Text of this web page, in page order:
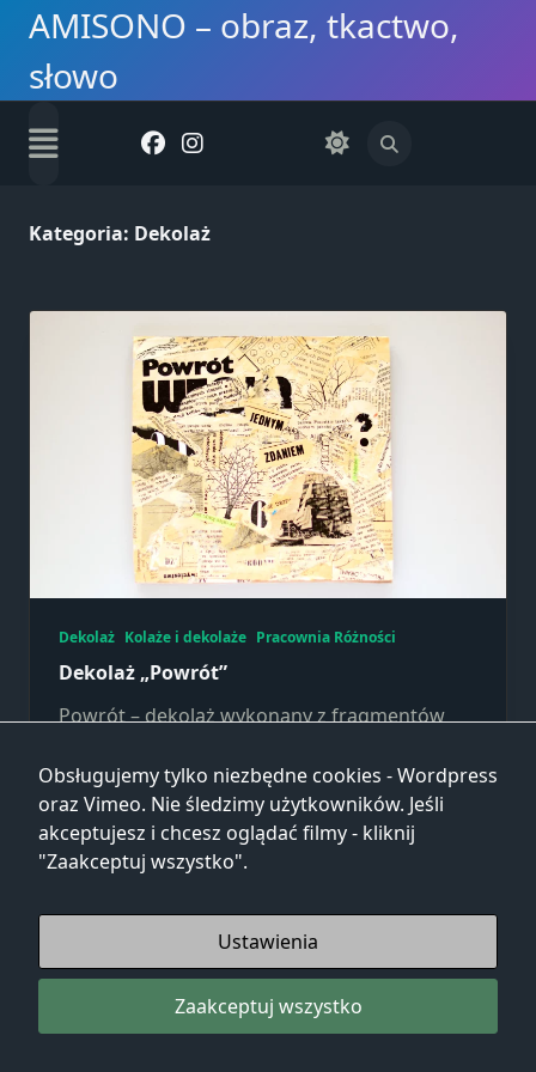
Skip
content
AMISONO – obraz, tkactwo,
słowo
Kategoria: Dekolaż
Dekolaż Kolaże i dekolaże Pracownia Różności
Dekolaż „Powrót”
Powrót – dekolaż wykonany z fragmentów
zniszczonej książki. Czarno-białe wycinki
najpierw utworzyły grubą ...
Obsługujemy tylko niezbędne cookies - Wordpress
oraz Vimeo. Nie śledzimy użytkowników. Jeśli
akceptujesz i chcesz oglądać filmy - kliknij
"Zaakceptuj wszystko".
Ustawienia
Zaakceptuj wszystko